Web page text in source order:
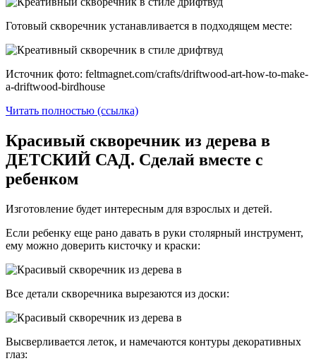
Готовый скворечник устанавливается в подходящем месте:
Источник фото: feltmagnet.com/crafts/driftwood-art-how-to-make-
a-driftwood-birdhouse
Читать полностью (ссылка)
Красивый скворечник из дерева в
ДЕТСКИЙ САД. Сделай вместе с
ребенком
Изготовление будет интересным для взрослых и детей.
Если ребенку еще рано давать в руки столярный инструмент,
ему можно доверить кисточку и краски:
Все детали скворечника вырезаются из доски:
Высверливается леток, и намечаются контуры декоративных
глаз: